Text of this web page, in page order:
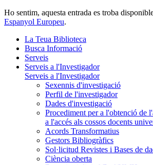
Ho sentim, aquesta entrada es troba
Espanyol Europeu.
La Teua Biblioteca
Busca Informació
Serveis
Serveis a l'Investigador
Serveis a l'Investigador
Sexennis d'investigació
Perfil de l'investigador
Dades d'investigació
Procediment per a l'obtenció de
a l'accés als cossos docents
Acords Transformatius
Gestors Bibliogràfics
Sol·licitud Revistes i Bases de
Ciència oberta